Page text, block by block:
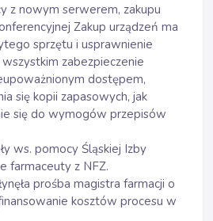
z nowym serwerem, zakupu
Zakup urządzeń ma
sprzętu i usprawnienie
zabezpieczenie
dostępem,
się kopii zapasowych, jak
się do wymogów przepisów
ws. pomocy Śląskiej Izby
farmaceuty z NFZ.
prośba magistra farmacji o
kosztów procesu w